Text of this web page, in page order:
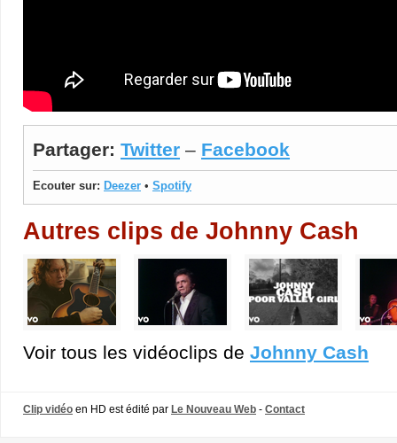
Partager: Twitter – Facebook
Ecouter sur: Deezer • Spotify
Autres clips de Johnny Cash
Voir tous les vidéoclips de Johnny Cash
Clip vidéo en HD est édité par Le Nouveau Web - Contact